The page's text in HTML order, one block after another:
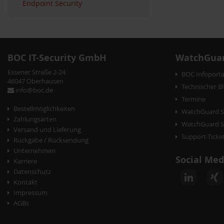
Endpoint Security
BOC IT-Security GmbH
Essener Straße 2-24
46047 Oberhausen
info@boc.de
Bestellmöglichkeiten
Zahlungsarten
Versand und Lieferung
Rückgabe / Rücksendung
Unternehmen
Karriere
Datenschutz
Kontakt
Impressum
AGBs
BOC
Technischer
Termine
WatchGuard
WatchGuard
Support-
Social